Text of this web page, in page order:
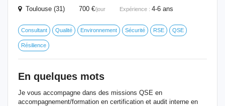
Toulouse (31) 700 €/jour Expérience : 4-6 ans
Consultant Qualité Environnement Sécurité RSE QSE
Résilience
En quelques mots
Je vous accompagne dans des missions QSE en
accompagnement/formation en certification et audit interne en